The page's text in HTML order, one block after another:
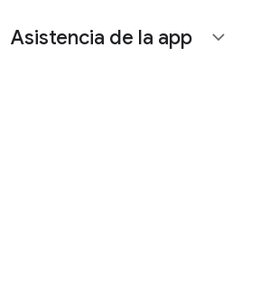
Asistencia de la app expand_more